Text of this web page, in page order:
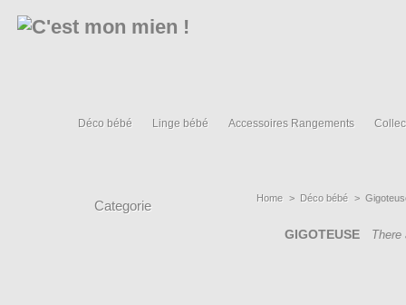
Déco bébé Linge bébé Accessoires Rangements
Categorie Home > Déco bébé >
GIGOTEUSE There